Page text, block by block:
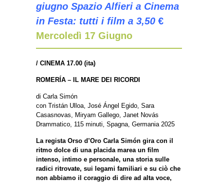
giugno Spazio Alfieri a Cinema
in Festa: tutti i film a 3,50 €
Mercoledì 17 Giugno
/ CINEMA 17.00 (ita)
ROMERÍA – IL MARE DEI RICORDI
di Carla Simón
con Tristán Ulloa, José Ángel Egido, Sara
Casasnovas, Miryam Gallego, Janet Novás
Drammatico, 115 minuti, Spagna, Germania 2025
La regista Orso d’Oro Carla Simón gira con il
ritmo dolce di una placida marea un film
intenso, intimo e personale, una storia sulle
radici ritrovate, sui legami familiari e su ciò che
non abbiamo il coraggio di dire ad alta voce,